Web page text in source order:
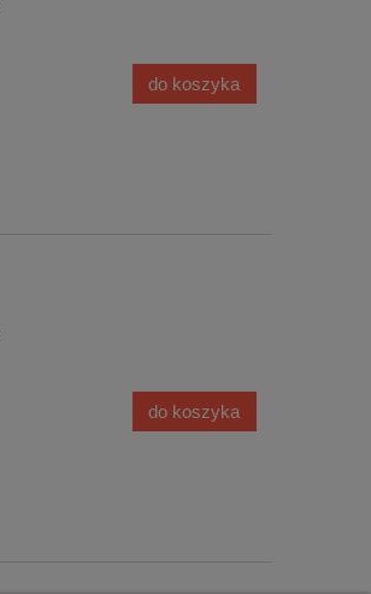
do koszyka
do koszyka